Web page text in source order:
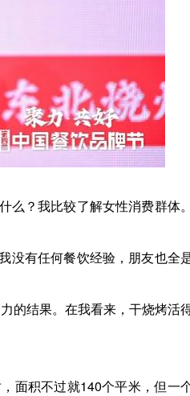
么？我比较了解女性消费群体
没有任何餐饮经验，朋友也全
的结果。在我看来，干烧烤活
面积不过就140个平米，但一